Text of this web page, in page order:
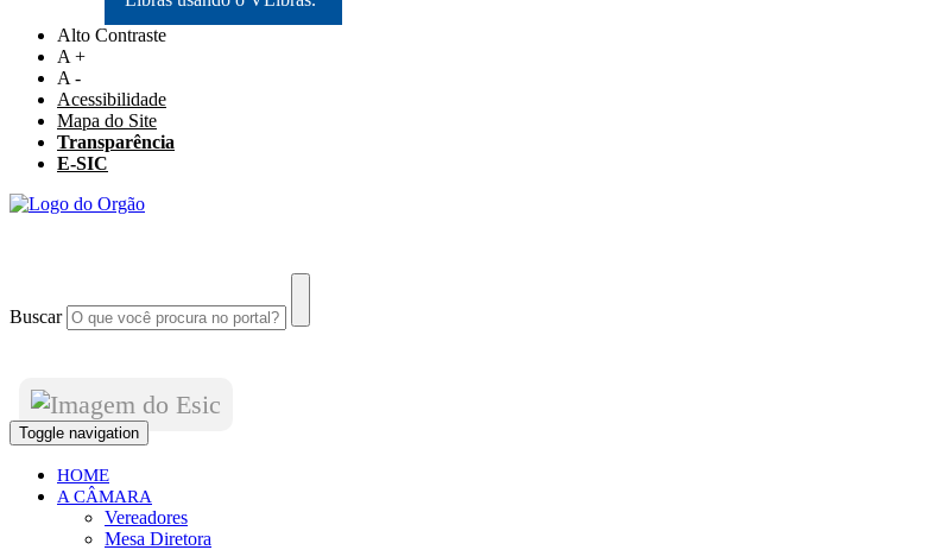
Alto Contraste
A +
A -
Acessibilidade
Mapa do Site
Transparência
E-SIC
Buscar
Toggle navigation
HOME
A CÂMARA
Vereadores
Mesa Diretora